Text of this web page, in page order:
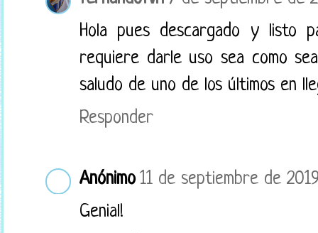
Hola pues descargado y listo
requiere darle uso sea como
saludo de uno de los últimos en
Responder
Anónimo 11 de septiembre de
Genial!